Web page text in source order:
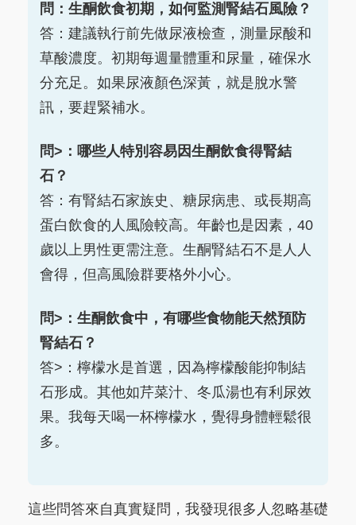
問：生酮飲食初期，如何監測腎結石風險？
答：建議執行前先做尿液檢查，測量尿酸和
草酸濃度。初期每週量體重和尿量，確保水
分充足。如果尿液顏色深黃，就是脫水警
訊，要趕緊補水。
問>：哪些人特別容易因生酮飲食得腎結
石？
答：有腎結石家族史、糖尿病患、或長期高
蛋白飲食的人風險較高。年齡也是因素，40
歲以上男性更需注意。生酮腎結石不是人人
會得，但高風險群要格外小心。
問>：生酮飲食中，有哪些食物能天然預防
腎結石？
答>：檸檬水是首選，因為檸檬酸能抑制結
石形成。其他如芹菜汁、冬瓜湯也有利尿效
果。我每天喝一杯檸檬水，覺得身體輕鬆很
多。
這些問答來自真實疑問，我發現很多人忽略基礎